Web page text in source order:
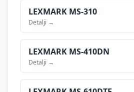
LEXMARK MS-310
Detalji →
LEXMARK MS-410DN
Detalji →